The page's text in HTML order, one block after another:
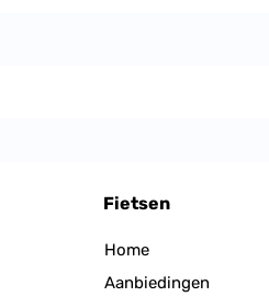
Fietsen
Home
Aanbiedingen